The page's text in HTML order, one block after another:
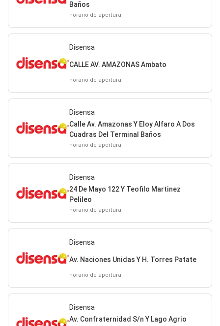
Baños
horario de apertura
Disensa
CALLE AV. AMAZONAS Ambato
horario de apertura
Disensa
Calle Av. Amazonas Y Eloy Alfaro A Dos
Cuadras Del Terminal Baños
horario de apertura
Disensa
24 De Mayo 122 Y Teofilo Martinez
Pelileo
horario de apertura
Disensa
Av. Naciones Unidas Y H. Torres Patate
horario de apertura
Disensa
Av. Confraternidad S/n Y Lago Agrio